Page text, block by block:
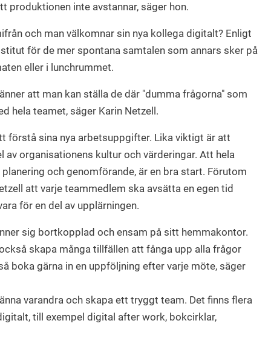
produktionen inte avstannar, säger hon.
och man välkomnar sin nya kollega digitalt? Enligt
för de mer spontana samtalen som annars sker på
eller i lunchrummet.
att man kan ställa de där "dumma frågorna" som
hela teamet, säger Karin Netzell.
förstå sina nya arbetsuppgifter. Lika viktigt är att
av organisationens kultur och värderingar. Att hela
och genomförande, är en bra start. Förutom
att varje teammedlem ska avsätta en egen tid
för en del av upplärningen.
sig bortkopplad och ensam på sitt hemmakontor.
skapa många tillfällen att fånga upp alla frågor
boka gärna in en uppföljning efter varje möte, säger
varandra och skapa ett tryggt team. Det finns flera
till exempel digital after work, bokcirklar,